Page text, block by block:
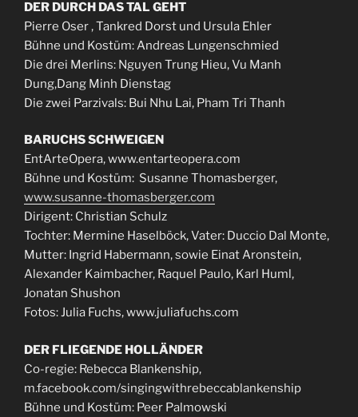
DER DURCH DAS TAL GEHT
Pierre Oser , Tankred Dorst und Ursula Ehler
Bühne und Kostüm: Andreas Lungenschmied
Die drei Merlins: Nguyen Trung Hieu, Vu Manh
Dung,Dang Minh Dienstag
Die zwei Parzivals: Bui Nhu Lai, Pham Tri Thanh
BARUCHS SCHWEIGEN
EntArteOpera, www.entarteopera.com
Bühne und Kostüm: Susanne Thomasberger,
www.susanne-thomasberger.com
Dirigent: Christian Schulz
Tochter: Mermine Haselböck, Vater: Duccio Dal Monte,
Mutter: Ingrid Habermann, sowie Einat Aronstein,
Alexander Kaimbacher, Raquel Paulo, Karl Huml,
Jonatan Shushon
Fotos: Julia Fuchs, www.juliafuchs.com
DER FLIEGENDE HOLLÄNDER
Co-regie: Rebecca Blankenship,
m.facebook.com/singingwithrebeccablankenship
Bühne und Kostüm: Peer Palmowski